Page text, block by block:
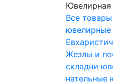
Ювелирная
Все товары
ювелирные
Жезлы и
складни
нательные